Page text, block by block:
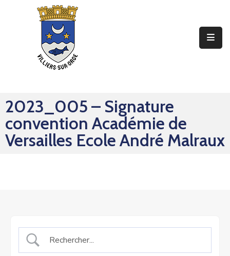
Sorties
2023_005 – Signature
convention Académie de
Versailles Ecole André Malraux